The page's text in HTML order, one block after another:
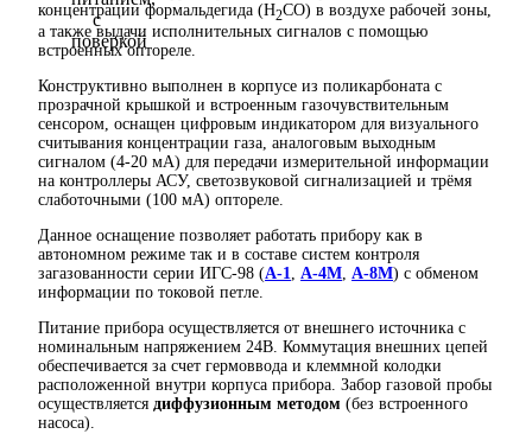
концентрации формальдегида (H2CO) в воздухе рабочей зоны,
а также выдачи исполнительных сигналов с помощью
встроенных оптореле.
Конструктивно выполнен в корпусе из поликарбоната с
прозрачной крышкой и встроенным газочувствительным
сенсором, оснащен цифровым индикатором для визуального
считывания концентрации газа, аналоговым выходным
сигналом (4-20 мА) для передачи измерительной информации
на контроллеры АСУ, светозвуковой сигнализацией и трёмя
слаботочными (100 мА) оптореле.
Данное оснащение позволяет работать прибору как в
автономном режиме так и в составе систем контроля
загазованности серии ИГС-98 (А-1, А-4М, А-8М) с обменом
информации по токовой петле.
Питание прибора осуществляется от внешнего источника с
номинальным напряжением 24В. Коммутация внешних цепей
обеспечивается за счет гермоввода и клеммной колодки
расположенной внутри корпуса прибора. Забор газовой пробы
осуществляется диффузионным методом (без встроенного
насоса).